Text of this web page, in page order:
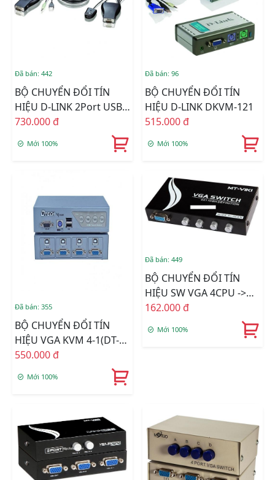
Đã bán: 442
BỘ CHUYỂN ĐỔI TÍN
HIỆU D-LINK 2Port USB
KVM-222
730.000 đ
Mới 100%
Đã bán: 96
BỘ CHUYỂN ĐỔI TÍN
HIỆU D-LINK DKVM-121
515.000 đ
Mới 100%
Đã bán: 355
BỘ CHUYỂN ĐỔI TÍN
HIỆU VGA KVM 4-1(DT-
8041)
550.000 đ
Mới 100%
Đã bán: 449
BỘ CHUYỂN ĐỔI TÍN
HIỆU SW VGA 4CPU ->
1LCD(VIKI)
162.000 đ
Mới 100%